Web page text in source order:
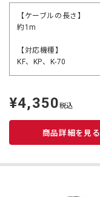
【ケーブルの長さ】
約1m
【対応機種】
KF、KP、K-70
定
価
¥4,350税込
商品詳細を見る